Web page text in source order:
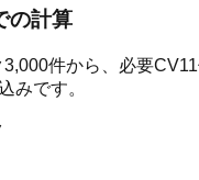
の計算
3,000件から、必要CV11
みです。